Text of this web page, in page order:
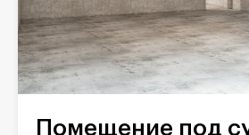
Помещение под сувениры,